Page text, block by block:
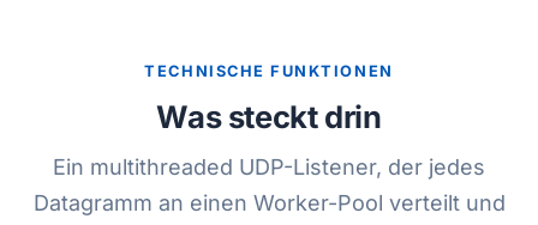
TECHNISCHE FUNKTIONEN
Was steckt drin
Ein multithreaded UDP-Listener, der jedes
Datagramm an einen Worker-Pool verteilt und